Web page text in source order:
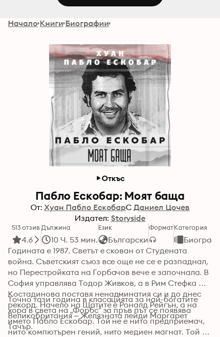
Начало Книги Биографии
Откъс
Пабло Ескобар: Mоят баща
От: Хуан Пабло ЕскобарС Даниел Цочев
Издател: Storyside
513 отзив
4.6
Дължина
10 Ч. 53 мин.
Език
Български
ФорматКатегория
Годината е 1987. Светът е скован от Студената
война. Съветският съюз все още не се е разпаднал,
но Перестройката на Горбачов вече е започнала. В
София управлява Тодор Живков, а в Рим Стефка
Костадинова поставя ненадминатия си и до днес
рекорд. Начело на Щатите е Роналд Рейгън, а на
Великобритания – Желязната лейди Маргарет
Тачър.
Точно тази година в класацията за най-богатите
хора в света на „Форбс“ за пръв път се появява
името Пабло Ескобар. Той не е нито предприемач,
нито компютърен гений, нито медиен магнат. Той е